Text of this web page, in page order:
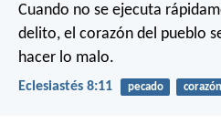
Cuando no se ejecuta
delito, el corazón del pueblo
hacer lo malo.
Eclesiastés 8:11 pecado corazón